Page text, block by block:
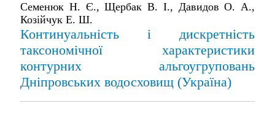
Cеменюк Н. Є., Щербак В. І., Давидов О. А.,
Козійчук Е. Ш.
Континуальність і дискретність
таксономічної характеристики
контурних альгоугруповань
Дніпровських водосховищ (Україна)